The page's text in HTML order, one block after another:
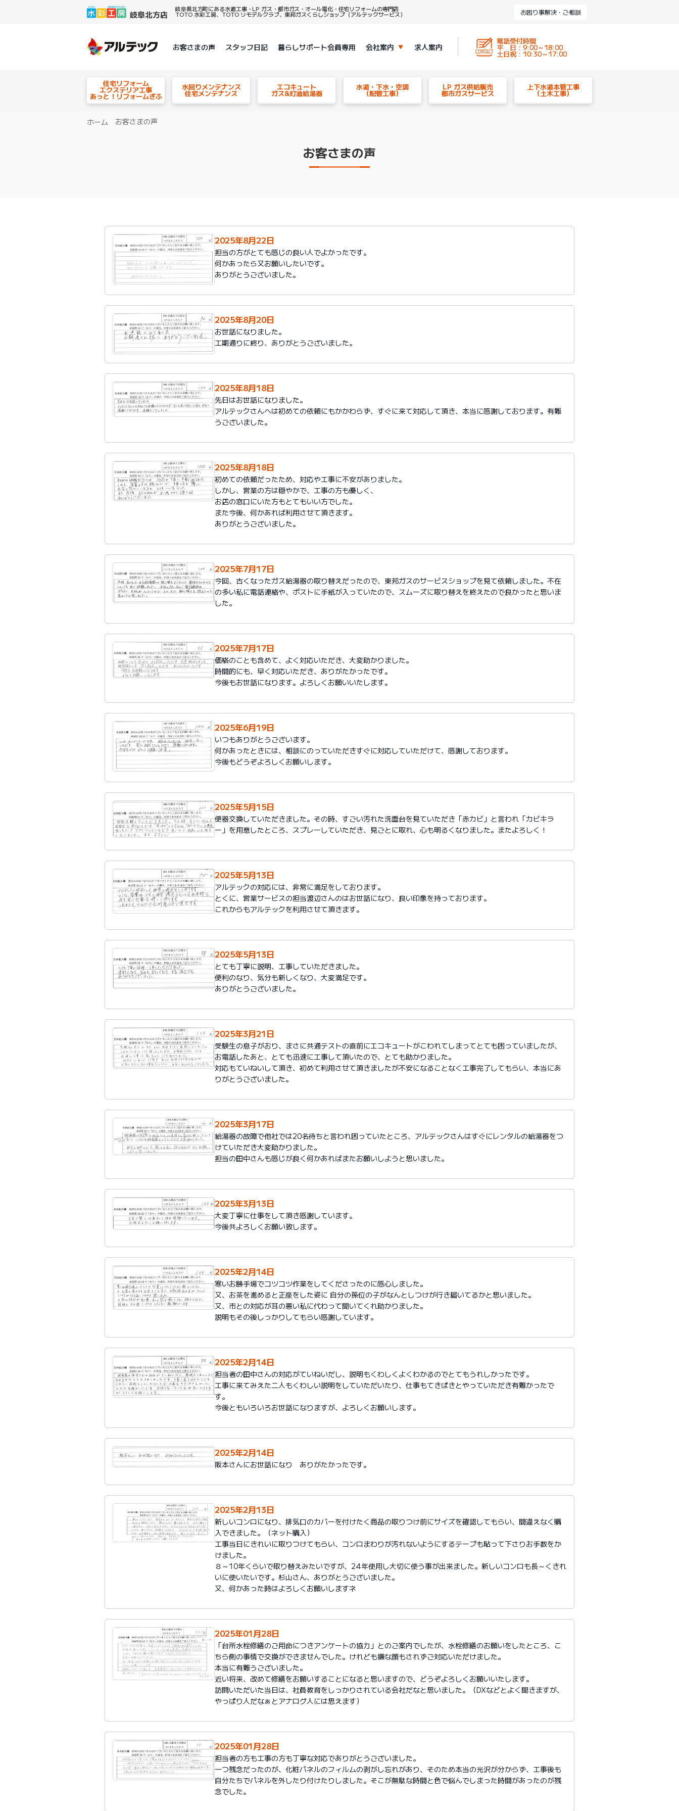
岐阜県北方町にある水道工事・LP ガス・都市ガス・オール電化・住宅リフォームの専門店
TOTO 水彩工房、TOTO リモデルクラブ、東邦ガスくらしショップ（アルテックサービス） お困り事解決・ご相談
お客さまの声 スタッフ日記 暮らしサポート会員専用 会社案内 求人案内
電話受付時間
平 日 : 9:00～18:00
土日祝 : 10:30～17:00
住宅リフォーム
エクステリア工事
あっと！リフォームぎふ
水回りメンテナンス
住宅メンテナンス
エコキュート
ガス&灯油給湯器
水道・下水・空調
（配管工事）
LP ガス供給販売
都市ガスサービス
上下水道本管工事
（土木工事）
ホーム お客さまの声
お客さまの声
2025年8月22日
担当の方がとても感じの良い人でよかったです。
何かあったら又お願いしたいです。
ありがとうございました。
2025年8月20日
お世話になりました。
工期通りに終り、ありがとうございました。
2025年8月18日
先日はお世話になりました。
アルテックさんへは初めての依頼にもかかわらず、すぐに来て対応して頂き、本当に感謝しております。有難
うございました。
2025年8月18日
初めての依頼だったため、対応や工事に不安がありました。
しかし、営業の方は穏やかで、工事の方も優しく、
お店の窓口にいた方もとてもいい方でした。
また今後、何かあれば利用させて頂きます。
ありがとうございました。
2025年7月17日
今回、古くなったガス給湯器の取り替えだったので、東邦ガスのサービスショップを見て依頼しました。不在
の多い私に電話連絡や、ポストに手紙が入っていたので、スムーズに取り替えを終えたので良かったと思いま
した。
2025年7月17日
価格のことも含めて、よく対応いただき、大変助かりました。
時間的にも、早く対応いただき、ありがたかったです。
今後もお世話になります。よろしくお願いいたします。
2025年6月19日
いつもありがとうございます。
何かあったときには、相談にのっていただきすぐに対応していただけて、感謝しております。
今後もどうぞよろしくお願いします。
2025年5月15日
便器交換していただきました。その時、すごい汚れた洗面台を見ていただき「赤カビ」と言われ「カビキラ
ー」を用意したところ、スプレーしていただき、見ごとに取れ、心も明るくなりました。またよろしく！
2025年5月13日
アルテックの対応には、非常に満足をしております。
とくに、営業サービスの担当渡辺さんのはお世話になり、良い印象を持っております。
これからもアルテックを利用させて頂きます。
2025年5月13日
とても丁寧に説明、工事していただきました。
便利のなり、気分も新しくなり、大変満足です。
ありがとうございました。
2025年3月21日
受験生の息子がおり、まさに共通テストの直前にエコキュートがこわれてしまってとても困っていましたが、
お電話したあと、とても迅速に工事して頂いたので、とても助かりました。
対応もていねいして頂き、初めて利用させて頂きましたが不安になることなく工事完了してもらい、本当にあ
りがとうございました。
2025年3月17日
給湯器の故障で他社では20名待ちと言われ困っていたところ、アルテックさんはすぐにレンタルの給湯器をつ
けていただき大変助かりました。
担当の田中さんも感じが良く何かあればまたお願いしようと思いました。
2025年3月13日
大変丁寧に仕事をして頂き感謝しています。
今後共よろしくお願い致します。
2025年2月14日
寒いお勝手場でコツコツ作業をしてくださったのに感心しました。
又、お茶を進めると正座をした姿に 自分の孫位の子がなんとしつけが行き届いてるかと思いました。
又、市との対応が耳の悪い私に代わって聞いてくれ助かりました。
説明もその後しっかりしてもらい感謝しています。
2025年2月14日
担当者の田中さんの対応がていねいだし、説明もくわしくよくわかるのでとてもうれしかったです。
工事に来てみえた二人もくわしい説明をしていただいたり、仕事もてきぱきとやっていただき有難かったで
す。
今後ともいろいろお世話になりますが、よろしくお願いします。
2025年2月14日
阪本さんにお世話になり ありがたかったです。
2025年2月13日
新しいコンロになり、排気口のカバーを付けたく商品の取りつけ前にサイズを確認してもらい、間違えなく購
入できました。（ネット購入）
工事当日にきれいに取りつけてもらい、コンロまわりが汚れないようにするテープも貼って下さりお手数をか
けました。
８～10年くらいで取り替えみたいですが、24年使用し大切に使う事が出来ました。新しいコンロも長～くきれ
いに使いたいです。杉山さん、ありがとうございました。
又、何かあった時はよろしくお願いしますネ
2025年01月28日
「台所水栓修繕のご用命につきアンケートの協力」とのご案内でしたが、水栓修繕のお願いをしたところ、こ
ちら側の事情で交換ができませんでした。けれども嫌な顔もされずご対応いただけました。
本当に有難うございました。
近い将来、改めて修繕をお願いすることになると思いますので、どうぞよろしくお願いいたします。
訪問いただいた当日は、社員教育をしっかりされている会社だなと思いました。（DXなどとよく聞きますが、
やっぱり人だなぁとアナログ人には思えます）
2025年01月28日
担当者の方も工事の方も丁寧な対応でありがとうございました。
一つ残念だったのが、化粧パネルのフィルムの剥がし忘れがあり、そのため本当の光沢が分からず、工事後も
自分たちでパネルを外したり付けたりしました。そこが無駄な時間と色で悩んでしまった時間があったのが残
念でした。